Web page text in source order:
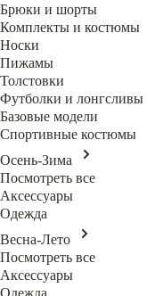
Брюки и шорты
Комплекты и костюмы
Носки
Пижамы
Толстовки
Футболки и лонгсливы
Базовые модели
Спортивные костюмы
Осень-Зима
Посмотреть все
Аксессуары
Одежда
Весна-Лето
Посмотреть все
Аксессуары
Одежда